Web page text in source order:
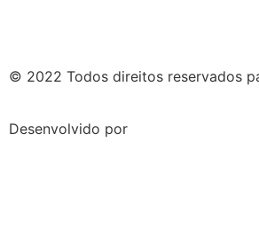
© 2022 Todos direitos reservados
Desenvolvido por